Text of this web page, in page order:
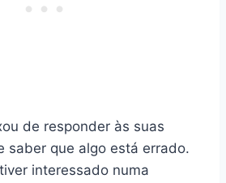
de responder às suas
saber que algo está errado.
interessado numa